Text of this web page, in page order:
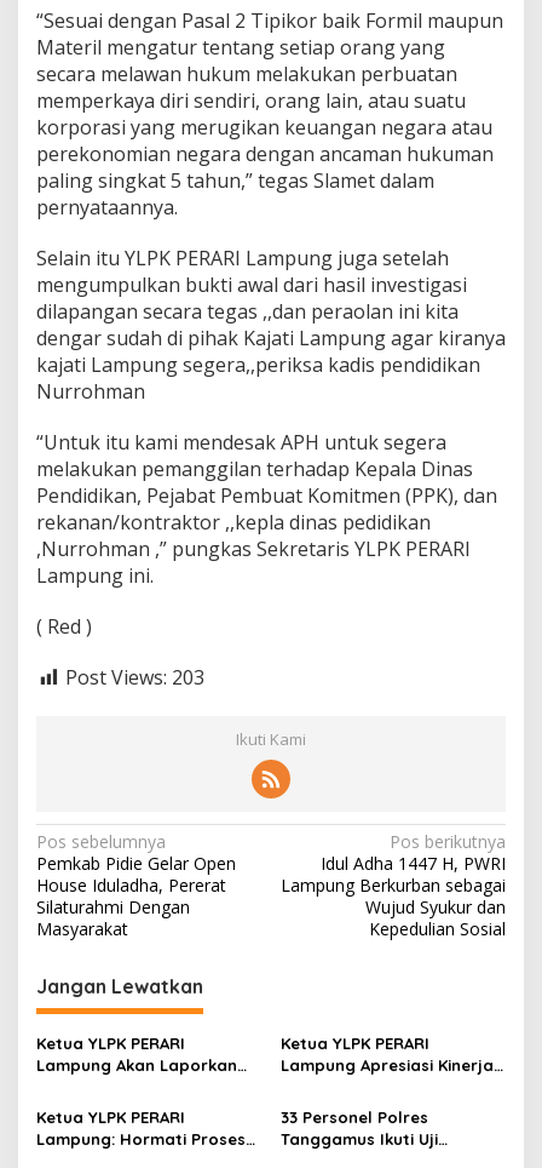
e
n
g
,
d
a
k
d
a
,
e
w
a
k
e
l
a
,
2
0
2
2
5
“Sesuai dengan Pasal 2 Tipikor baik Formil maupun
Materil mengatur tentang setiap orang yang
secara melawan hukum melakukan perbuatan
memperkaya diri sendiri, orang lain, atau suatu
korporasi yang merugikan keuangan negara atau
perekonomian negara dengan ancaman hukuman
paling singkat 5 tahun,” tegas Slamet dalam
pernyataannya.
Selain itu YLPK PERARI Lampung juga setelah
mengumpulkan bukti awal dari hasil investigasi
dilapangan secara tegas ,,dan peraolan ini kita
dengar sudah di pihak Kajati Lampung agar kiranya
kajati Lampung segera,,periksa kadis pendidikan
Nurrohman
“Untuk itu kami mendesak APH untuk segera
melakukan pemanggilan terhadap Kepala Dinas
Pendidikan, Pejabat Pembuat Komitmen (PPK), dan
rekanan/kontraktor ,,kepla dinas pedidikan
,Nurrohman ,” pungkas Sekretaris YLPK PERARI
Lampung ini.
( Red )
Post Views: 203
Ikuti Kami
N
a
v
i
g
a
s
i
p
o
Pos sebelumnya
Pemkab Pidie Gelar Open
House Iduladha, Pererat
Silaturahmi Dengan
Masyarakat
Pos berikutnya
Idul Adha 1447 H, PWRI
Lampung Berkurban sebagai
Wujud Syukur dan
Kepedulian Sosial
Jangan Lewatkan
Ketua YLPK PERARI
Lampung Akan Laporkan
ke Polisi: “Saya Merasa
Dicemarkan”
Ketua YLPK PERARI
Lampung Apresiasi Kinerja
Laporan Slamet Riyadi
Putra Masuk Tahap
Perkembangan
Ketua YLPK PERARI
Lampung: Hormati Proses
33 Personel Polres
Tanggamus Ikuti Uji